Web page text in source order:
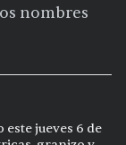
nombres
jueves 6 de